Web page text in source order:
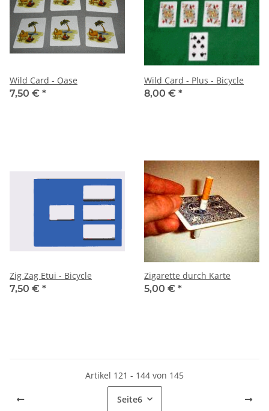
Wild Card - Oase
7,50 € *
Wild Card - Plus - Bicycle
8,00 € *
Zig Zag Etui - Bicycle
7,50 € *
Zigarette durch Karte
5,00 € *
Artikel 121 - 144 von 145
Seite6